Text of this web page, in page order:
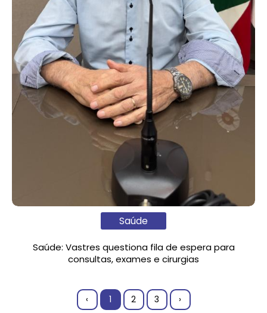
Saúde
Saúde: Vastres questiona fila de espera para
consultas, exames e cirurgias
‹ 1 2 3 ›